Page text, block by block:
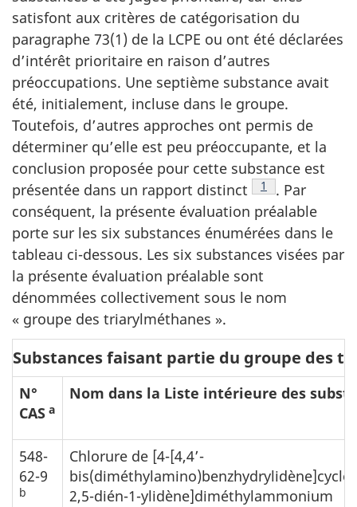
satisfont aux critères de catégorisation du
paragraphe 73(1) de la LCPE ou ont été déclarées
d’intérêt prioritaire en raison d’autres
préoccupations. Une septième substance avait
été, initialement, incluse dans le groupe.
Toutefois, d’autres approches ont permis de
déterminer qu’elle est peu préoccupante, et la
conclusion proposée pour cette substance est
présentée dans un rapport distinct
Note de bas de
1
. Par
conséquent, la présente évaluation préalable
porte sur les six substances énumérées dans le
tableau ci-dessous. Les six substances visées par
la présente évaluation préalable sont
dénommées collectivement sous le nom
« groupe des triarylméthanes ».
Substances faisant partie du groupe des
N°
CAS a
Nom dans la Liste intérieure des
548-
62-9
b
Chlorure de [4-[4,4’-
2,5-dién-1-ylidène]diméthylammonium